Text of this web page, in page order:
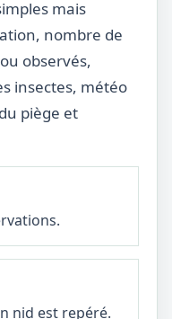
mais
nombre de
observés,
insectes, météo
piège et
nid est repéré.